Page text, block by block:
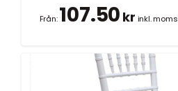
Från:107.50 kr inkl. moms